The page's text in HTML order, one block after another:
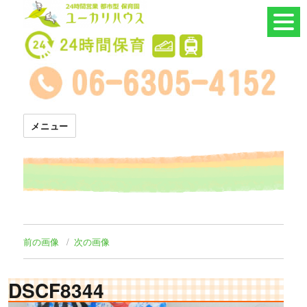
24時間託児所 ユーカリハウス
メニュー
前の画像 次の画像
DSCF8344